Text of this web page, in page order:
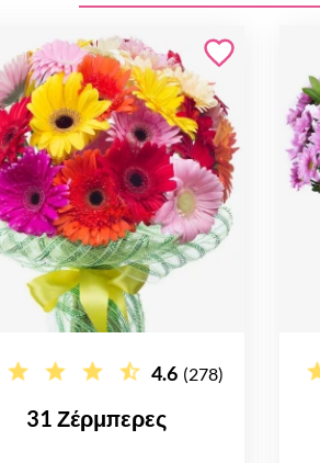
4.6 (278)
31 Ζέρμπερες